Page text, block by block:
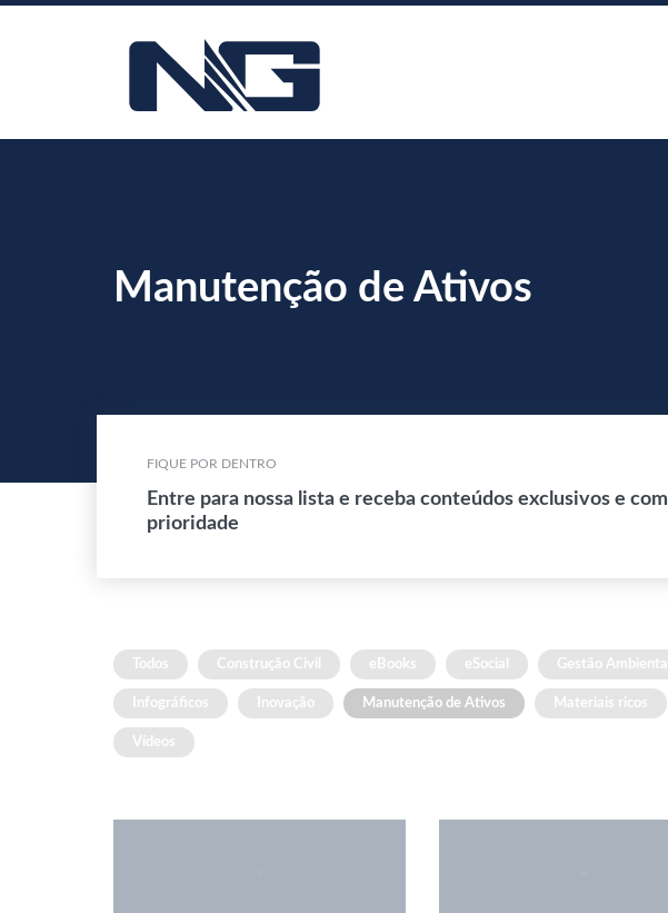
Manutenção de Ativos
FIQUE POR DENTRO
Entre para nossa lista e receba conteúdos exclusivos e com
prioridade
Todos Construção Civil eBooks eSocial Gestão Ambiental
Infográficos Inovação Manutenção de Ativos Materiais ricos
Vídeos